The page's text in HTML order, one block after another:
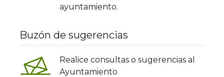
ayuntamiento.
Buzón de sugerencias
Realice consultas o sugerencias al
Ayuntamiento